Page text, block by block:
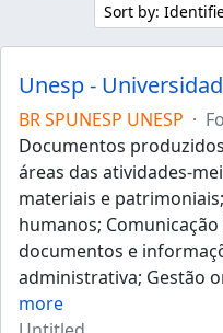
Sort by:
BR SPUNESP UNESP ·
Documentos
áreas das atividades-
materiais e
humanos;
documentos e
administrativa; Gestão
more